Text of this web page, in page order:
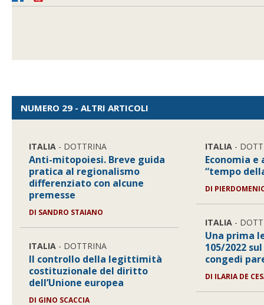
NUMERO 29 - ALTRI ARTICOLI
ITALIA - DOTTRINA
Anti-mitopoiesi. Breve guida
pratica al regionalismo
differenziato con alcune
premesse
DI SANDRO STAIANO
ITALIA - DOTTRINA
Il controllo della legittimità
costituzionale del diritto
dell’Unione europea
DI GINO SCACCIA
ITALIA -
Economia
“tempo
DI
ITALIA -
Una prima
105/2022
congedi
DI ILARIA DE